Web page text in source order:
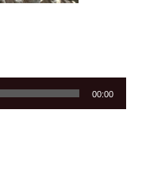
00:00